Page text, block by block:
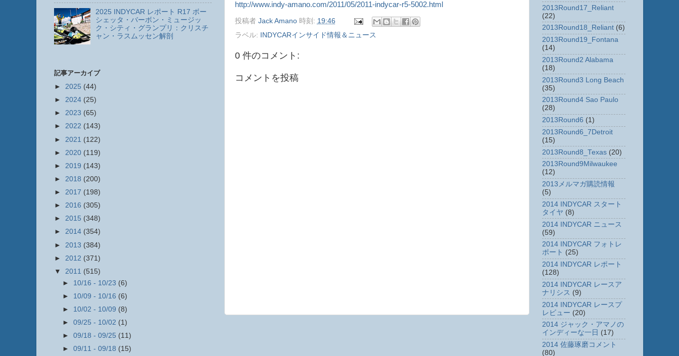
http://www.indy-amano.com/2011/05/2011-indycar-r5-5002.html
投稿者 Jack Amano 時刻: 19:46
ラベル:
INDYCARインサイド情報＆ニュース
0 件のコメント:
コメントを投稿
2025 INDYCAR レポート R17 ボー
シェッタ・バーボン・ミュージッ
ク・シティ・グランプリ：クリスチ
ャン・ラスムッセン解剖
記事アーカイブ
► 2025 (44)
► 2024 (25)
► 2023 (65)
► 2022 (143)
► 2021 (122)
► 2020 (119)
► 2019 (143)
► 2018 (200)
► 2017 (198)
► 2016 (305)
► 2015 (348)
► 2014 (354)
► 2013 (384)
► 2012 (371)
▼ 2011 (515)
► 10/16 - 10/23 (6)
► 10/09 - 10/16 (6)
► 10/02 - 10/09 (8)
► 09/25 - 10/02 (1)
► 09/18 - 09/25 (11)
► 09/11 - 09/18 (15)
2013Round17_Reliant
(22)
2013Round18_Reliant (6)
2013Round19_Fontana
(14)
2013Round2 Alabama
(18)
2013Round3 Long Beach
(35)
2013Round4 Sao Paulo
(28)
2013Round6 (1)
2013Round6_7Detroit
(15)
2013Round8_Texas (20)
2013Round9Milwaukee
(12)
2013メルマガ購読情報
(5)
2014 INDYCAR スタート
タイヤ (8)
2014 INDYCAR ニュース
(59)
2014 INDYCAR フォトレ
ポート (25)
2014 INDYCAR レポート
(128)
2014 INDYCAR レースア
ナリシス (9)
2014 INDYCAR レースプ
レビュー (20)
2014 ジャック・アマノの
インディーな一日 (17)
2014 佐藤琢磨コメント
(80)